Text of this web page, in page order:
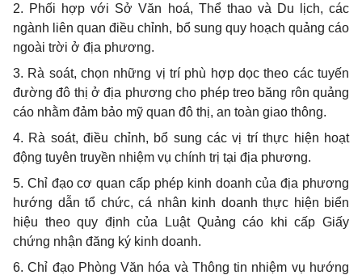
2. Phối hợp với Sở Văn hoá, Thể thao và Du lịch, các
ngành liên quan điều chỉnh, bổ sung quy hoạch quảng cáo
ngoài trời ở địa phương.
3. Rà soát, chọn những vị trí phù hợp dọc theo các tuyến
đường đô thị ở địa phương cho phép treo băng rôn quảng
cáo nhằm đảm bảo mỹ quan đô thị, an toàn giao thông.
4. Rà soát, điều chỉnh, bổ sung các vị trí thực hiện hoạt
động tuyên truyền nhiệm vụ chính trị tại địa phương.
5. Chỉ đạo cơ quan cấp phép kinh doanh của địa phương
hướng dẫn tổ chức, cá nhân kinh doanh thực hiện biển
hiệu theo quy định của Luật Quảng cáo khi cấp Giấy
chứng nhận đăng ký kinh doanh.
6. Chỉ đạo Phòng Văn hóa và Thông tin nhiệm vụ hướng